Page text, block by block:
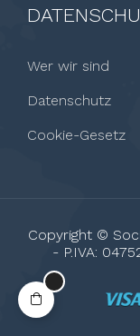
Wer wir sind
Datenschutz
Cookie-Gesetz
Copyright ©
- P.IVA: